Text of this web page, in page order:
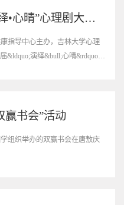
化学学院在 “演绎•心晴”心理剧大赛中荣获佳绩
指导中心主办，吉林大学心理
&ldquo;演绎&bull;心晴&rdquo;
赢书会”活动
组织举办的双赢书会在唐敖庆